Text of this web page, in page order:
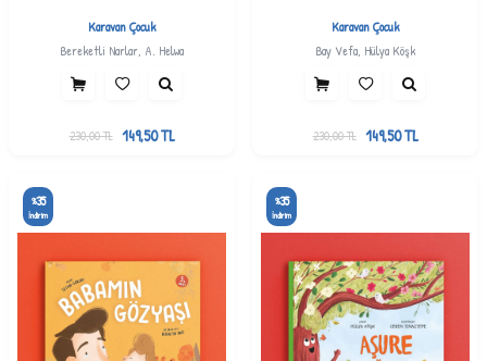
Karavan Çocuk
Bereketli Narlar, A. Helwa
230,00TL 149,50TL
Karavan Çocuk
Bay Vefa, Hülya Köşk
230,00TL 149,50TL
%35
İndirim
%35
İndirim